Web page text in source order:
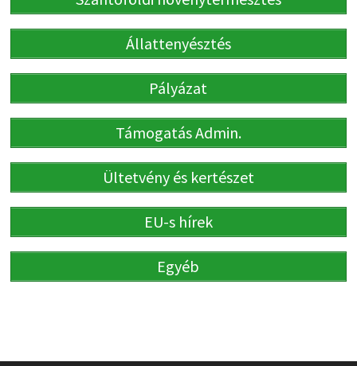
Állattenyésztés
Pályázat
Támogatás Admin.
Ültetvény és kertészet
EU-s hírek
Egyéb